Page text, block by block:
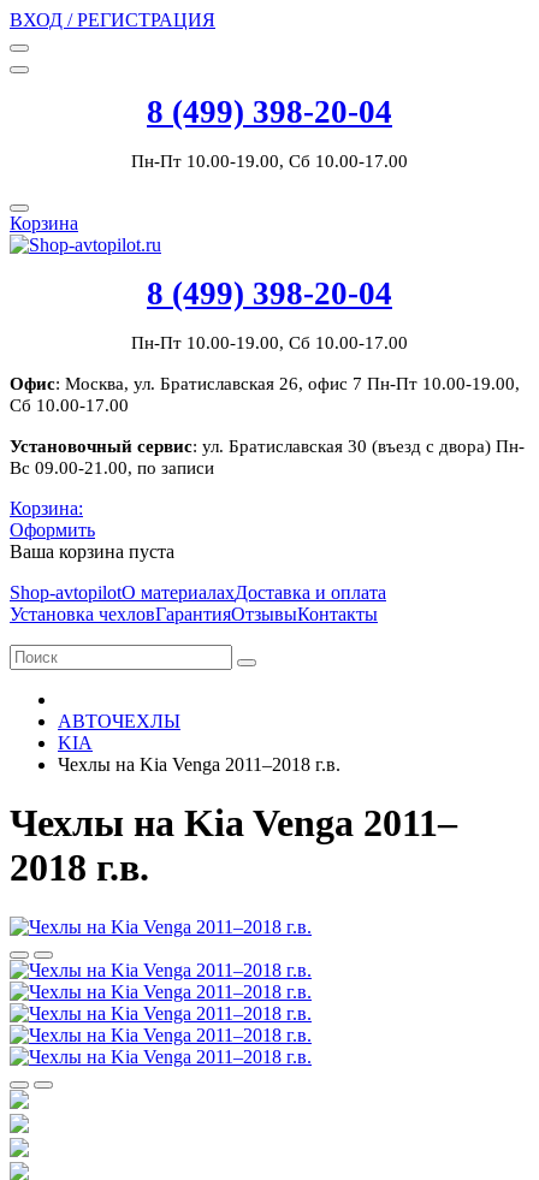
ВХОД / РЕГИСТРАЦИЯ
8 (499) 398-20-04
Пн-Пт 10.00-19.00, Сб 10.00-17.00
Корзина
8 (499) 398-20-04
Пн-Пт 10.00-19.00, Сб 10.00-17.00
Офис: Москва, ул. Братиславская 26, офис 7 Пн-Пт 10.00-19.00,
Сб 10.00-17.00
Установочный сервис: ул. Братиславская 30 (въезд с двора) Пн-
Вс 09.00-21.00, по записи
Корзина:
Оформить
Ваша корзина пуста
Shop-avtopilotО материалахДоставка и оплата
Установка чехловГарантияОтзывыКонтакты
АВТОЧЕХЛЫ
KIA
Чехлы на Kia Venga 2011–2018 г.в.
Чехлы на Kia Venga 2011–
2018 г.в.